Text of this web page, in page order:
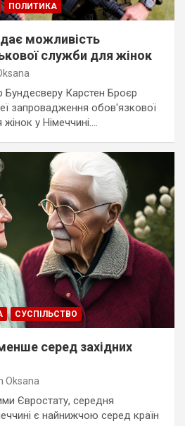
ПОЛИТИКА
можливість
служби для жінок
Бундесверу Карстен Броєр
запровадження обов'язкової
у Німеччині.…
СУСПІЛЬСТВО
серед західних
Oksana
Євростату, середня
є найнижчою серед країн